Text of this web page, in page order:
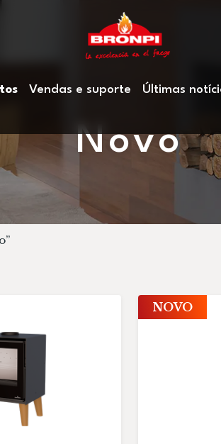
Vendas e suporte Últimas
Novo
NOVO